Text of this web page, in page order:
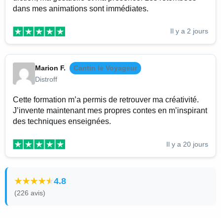
dans mes animations sont immédiates.
Il y a 2 jours
Marion F.
Cantin le Voyageur
Distroff
Cette formation m’a permis de retrouver ma créativité.
J’invente maintenant mes propres contes en m’inspirant
des techniques enseignées.
Il y a 20 jours
4.8
(226 avis)